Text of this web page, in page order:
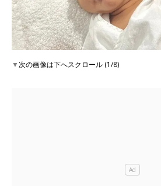
▼次の画像は下へスクロール (1/8)